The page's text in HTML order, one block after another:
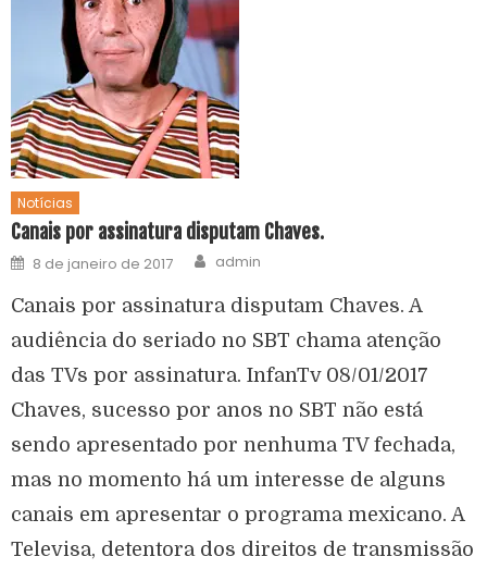
Notícias
Canais por assinatura disputam Chaves.
8 de janeiro de 2017 admin
Canais por assinatura disputam Chaves. A
audiência do seriado no SBT chama atenção
das TVs por assinatura. InfanTv 08/01/2017
Chaves, sucesso por anos no SBT não está
sendo apresentado por nenhuma TV fechada,
mas no momento há um interesse de alguns
canais em apresentar o programa mexicano. A
Televisa, detentora dos direitos de transmissão